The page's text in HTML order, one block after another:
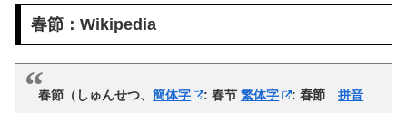
春節：Wikipedia
春節 （しゅんせつ、簡体字 :春节 繁体字 :春節 拼音